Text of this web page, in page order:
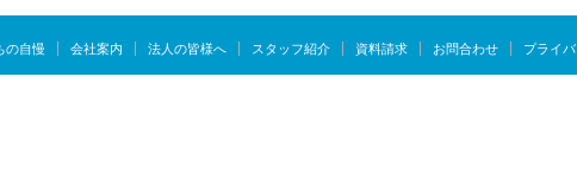
の自慢 会社案内 法人の皆様へ スタッフ紹介 資料請求 お問合わせ プライ